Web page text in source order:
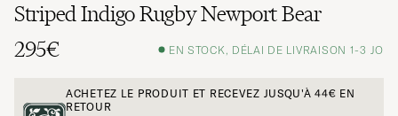
Striped Indigo Rugby Newport Bear
295€
EN STOCK, DÉLAI DE LIVRAISON 1-3 JO
ACHETEZ LE PRODUIT ET RECEVEZ JUSQU'À44€ EN
RETOUR